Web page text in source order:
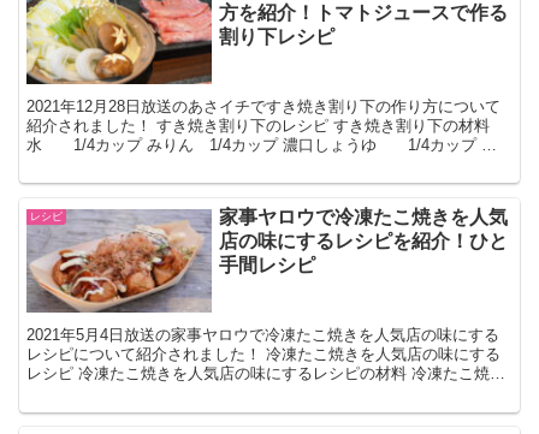
方を紹介！トマトジュースで作る
割り下レシピ
2021年12月28日放送のあさイチですき焼き割り下の作り方について
紹介されました！ すき焼き割り下のレシピ すき焼き割り下の材料
水 1/4カップ みりん 1/4カップ 濃口しょうゆ 1/4カップ ト
レシピ
家事ヤロウで冷凍たこ焼きを人気
店の味にするレシピを紹介！ひと
手間レシピ
2021年5月4日放送の家事ヤロウで冷凍たこ焼きを人気店の味にする
レシピについて紹介されました！ 冷凍たこ焼きを人気店の味にする
レシピ 冷凍たこ焼きを人気店の味にするレシピの材料 冷凍たこ焼き